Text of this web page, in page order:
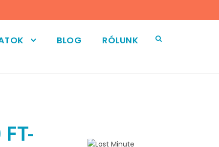
BLOG RÓLUNK